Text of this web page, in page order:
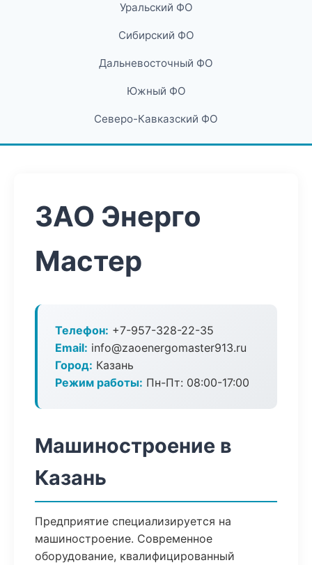
Уральский ФО
Сибирский ФО
Дальневосточный ФО
Южный ФО
Северо-Кавказский ФО
ЗАО Энерго
Мастер
Телефон: +7-957-328-22-35
Email: info@zaoenergomaster913.ru
Город: Казань
Режим работы: Пн-Пт: 08:00-17:00
Машиностроение в
Казань
Предприятие специализируется на
машиностроение. Современное
оборудование, квалифицированный